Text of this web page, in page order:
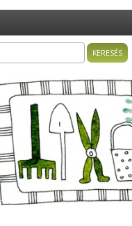
Keresés űrlap